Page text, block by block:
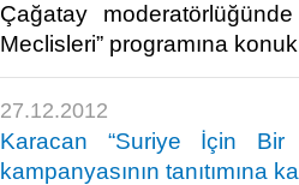
Çağatay
Meclisleri” programına
27.12.2012
Karacan “Suriye İçin Bir
kampanyasının tanıtımına